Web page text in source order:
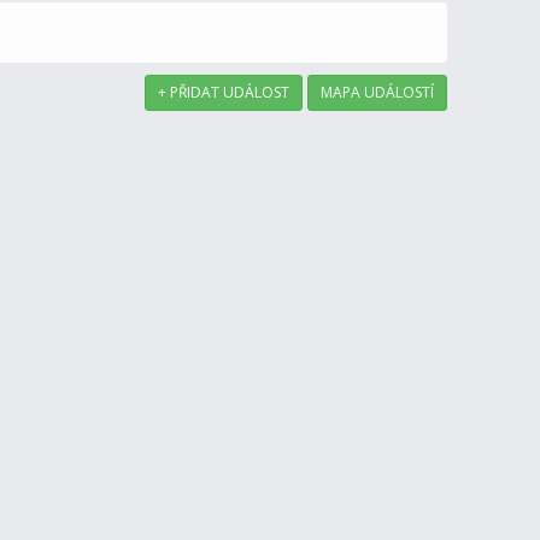
+ PŘIDAT UDÁLOST MAPA UDÁLOSTÍ